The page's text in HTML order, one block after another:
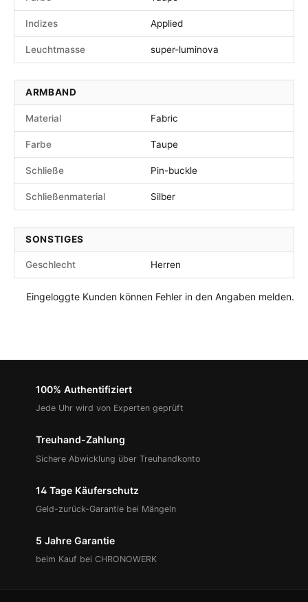
Indizes Applied
Leuchtmasse super-luminova
ARMBAND
Material Fabric
Farbe Taupe
Schließe Pin-buckle
Schließenmaterial Silber
SONSTIGES
Geschlecht Herren
Eingeloggte Kunden können Fehler in den Angaben melden.
100% Authentifiziert
Jede Uhr wird von Experten geprüft
Treuhand-Zahlung
Sichere Abwicklung über Treuhandkonto
14 Tage Käuferschutz
Geld-zurück-Garantie bei Mängeln
5 Jahre Garantie
beim Kauf bei CHRONOWERK